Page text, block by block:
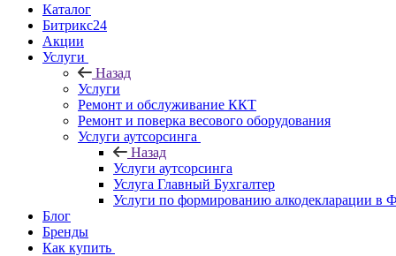
Каталог
Битрикс24
Акции
Услуги
Назад
Услуги
Ремонт и обслуживание ККТ
Ремонт и поверка весового оборудования
Услуги аутсорсинга
Назад
Услуги аутсорсинга
Услуга Главный Бухгалтер
Услуги по формированию алкодекларации в
Блог
Бренды
Как купить